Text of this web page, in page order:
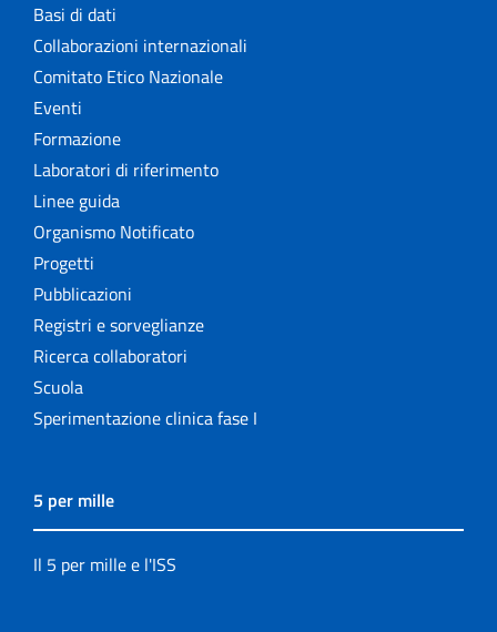
Basi di dati
Collaborazioni internazionali
Comitato Etico Nazionale
Eventi
Formazione
Laboratori di riferimento
Linee guida
Organismo Notificato
Progetti
Pubblicazioni
Registri e sorveglianze
Ricerca collaboratori
Scuola
Sperimentazione clinica fase I
5 per mille
Il 5 per mille e l'ISS